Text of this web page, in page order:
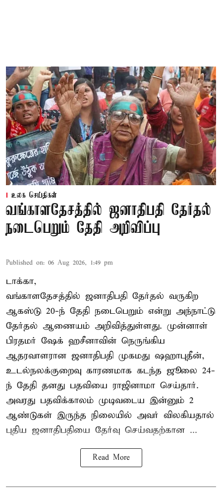
உலக செய்திகள்
வங்காளதேசத்தில் ஜனாதிபதி தேர்தல்
நடைபெறும் தேதி அறிவிப்பு
Published on: 06 Aug 2026, 1:49 pm
டாக்கா,
வங்காளதேசத்தில் ஜனாதிபதி தேர்தல் வருகிற
ஆகஸ்டு 20-ந் தேதி நடைபெறும் என்று அந்நாட்டு
தேர்தல் ஆணையம் அறிவித்துள்ளது. முன்னாள்
பிரதமர் ஷேக் ஹசீனாவின் நெருங்கிய
ஆதரவாளரான ஜனாதிபதி முகமது ஷஹாபுதீன்,
உடல்நலக்குறைவு காரணமாக கடந்த ஜூலை 24-
ந் தேதி தனது பதவியை ராஜினாமா செய்தார்.
அவரது பதவிக்காலம் முடிவடைய இன்னும் 2
ஆண்டுகள் இருந்த நிலையில் அவர் விலகியதால்
புதிய ஜனாதிபதியை தேர்வு செய்வதற்கான ...
Read More